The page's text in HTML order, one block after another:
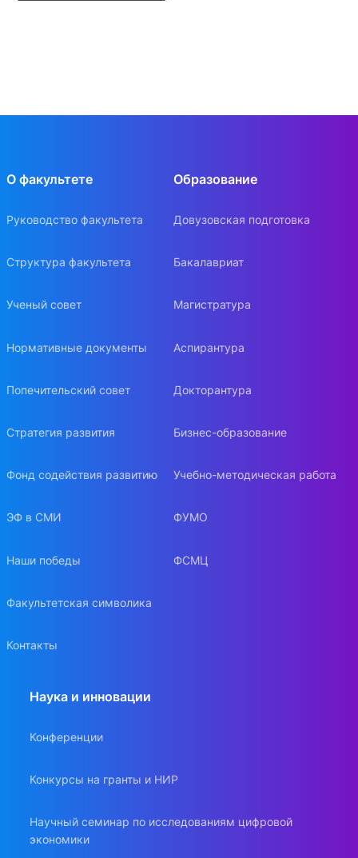
О факультете
Руководство факультета
Структура факультета
Ученый совет
Нормативные документы
Попечительский совет
Стратегия развития
Фонд содействия развитию
ЭФ в СМИ
Наши победы
Факультетская символика
Контакты
Образование
Довузовская подготовка
Бакалавриат
Магистратура
Аспирантура
Докторантура
Бизнес-образование
Учебно-методическая работа
ФУМО
ФСМЦ
Наука и инновации
Конференции
Конкурсы на гранты и НИР
Научный семинар по исследованиям цифровой
экономики